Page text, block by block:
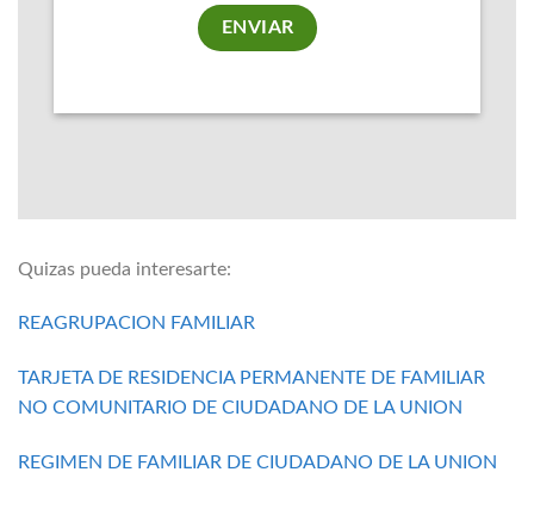
Quizas pueda interesarte:
REAGRUPACION FAMILIAR
TARJETA DE RESIDENCIA PERMANENTE DE FAMILIAR
NO COMUNITARIO DE CIUDADANO DE LA UNION
REGIMEN DE FAMILIAR DE CIUDADANO DE LA UNION